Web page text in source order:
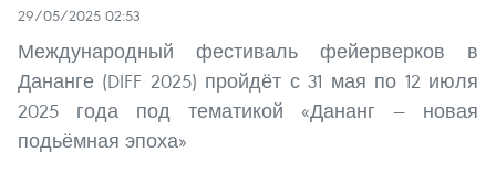
29/05/2025 02:53
Международный фестиваль фейерверков в
Дананге (DIFF 2025) пройдёт с 31 мая по 12 июля
2025 года под тематикой «Дананг — новая
подьёмная эпоха»